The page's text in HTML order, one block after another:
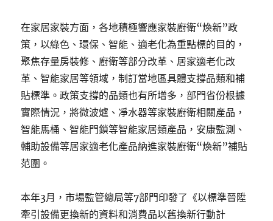
在家居家裝方面，各地積極響應家裝廚衛“煥新”政
策，以綠色、環保、智能、適老化為重點標的目的，
聚焦存量房裝修、廚衛等部分改革、居家適老化改
革、智能家居等領域，制訂當地區具體支撐品類和補
貼標準。政策支撐的品類也有所增多，部門省份根據
實際情況，將微波爐、凈水器等家裝廚衛相關產品，
智能馬桶、智能門鎖等智能家居類產品，安康監測、
輔助設備等居家適老化產品納進家裝廚衛“煥新”補貼
范圍。
本年3月，市場監管總局等7部門印發了《以標準晉陞
牽引設備更換新的資料和消費品以舊換新行動計